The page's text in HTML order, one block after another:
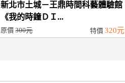
新北市土城－王鼎時間科藝體驗館
《我的時鐘ＤＩ...
原價300元 特價320元